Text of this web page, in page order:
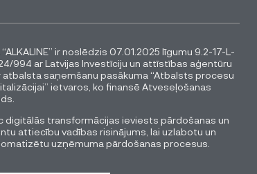
“ALKALINE” ir noslēdzis 07.01.2025 līgumu 9.2-17-L-
994 ar Latvijas Investīciju un attīstības aģentūru
atbalsta saņemšanu pasākuma “Atbalsts procesu
ietvaros, ko finansē Atveseļošanas
digitālās transformācijas ieviests pārdošanas un
attiecību vadības risinājums, lai uzlabotu un
uzņēmuma pārdošanas procesus.